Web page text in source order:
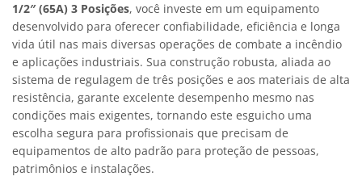
1/2″ (65A) 3 Posições, você investe em um equipamento
desenvolvido para oferecer confiabilidade, eficiência e longa
vida útil nas mais diversas operações de combate a incêndio
e aplicações industriais. Sua construção robusta, aliada ao
sistema de regulagem de três posições e aos materiais de alta
resistência, garante excelente desempenho mesmo nas
condições mais exigentes, tornando este esguicho uma
escolha segura para profissionais que precisam de
equipamentos de alto padrão para proteção de pessoas,
patrimônios e instalações.